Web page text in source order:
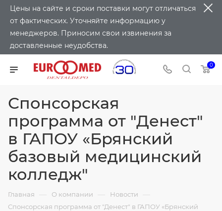
Цены на сайте и сроки поставки могут отличаться
от фактических. Уточняйте информацию у
менеджеров. Приносим свои извинения за
доставленные неудобства.
0
Спонсорская
программа от "Денест"
в ГАПОУ «Брянский
базовый медицинский
колледж"
Главная — О компании — Новости —
Спонсорская программа от "Денест" в ГАПОУ «Брянский